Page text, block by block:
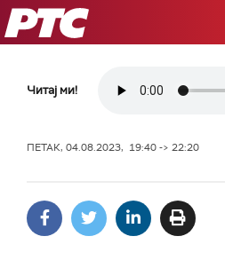
РТС
Читај ми!
ПЕТАК, 04.08.2023, 19:40 -> 22:20